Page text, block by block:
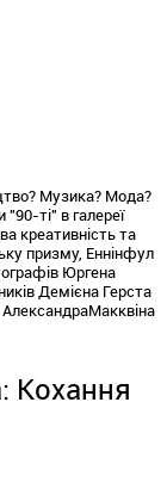
Музика? Мода?
"90-ті" в галереї
креативність та
призму, Еннінфул
Юргена
Демієна Герста
АлександраМакквіна
Кохання